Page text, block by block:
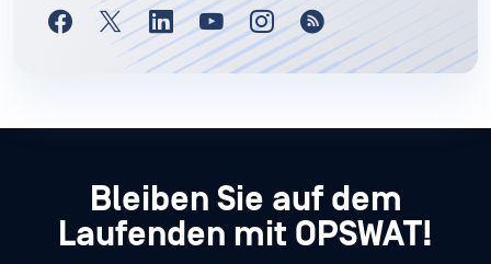
Bleiben Sie auf dem
Laufenden mit OPSWAT!